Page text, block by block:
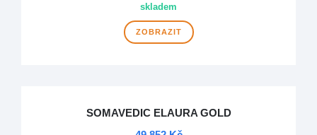
skladem
ZOBRAZIT
SOMAVEDIC ELAURA GOLD